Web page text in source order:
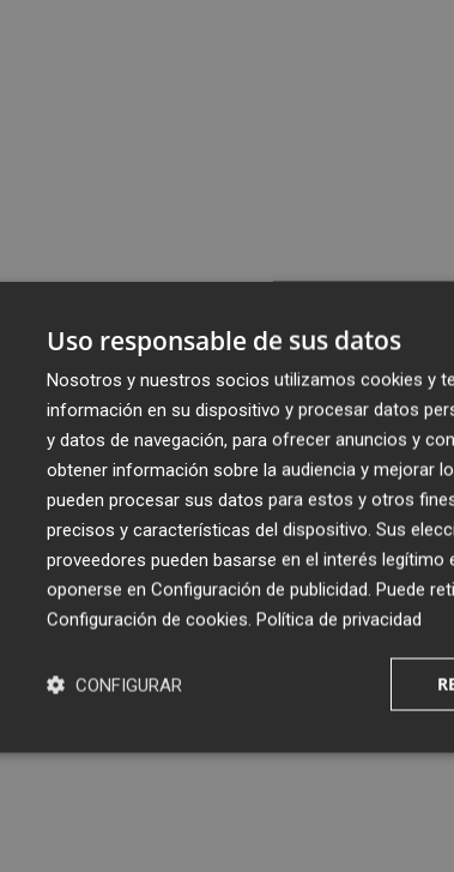
Uso responsable de sus datos
Nosotros y nuestros socios utilizamos cookies y
información en su dispositivo y procesar datos
y datos de navegación, para ofrecer anuncios y
obtener información sobre la audiencia y mejorar
pueden procesar sus datos para estos y otros
precisos y características del dispositivo. Sus
proveedores pueden basarse en el interés
oponerse en Configuración de publicidad. Puede
Configuración de cookies. Política de privacidad
CONFIGURAR